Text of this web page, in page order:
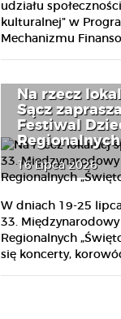
udziału
kulturalnej” w
Mechanizmu
Na rzecz
Sącz
Festiwal
16 Lipca 2026
W dniach 19-25
33.
Regionalnych
się koncerty,